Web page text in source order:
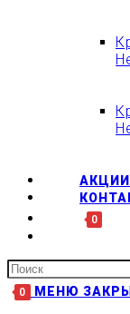
АКЦИИ
0
Искать:
0 МЕНЮ